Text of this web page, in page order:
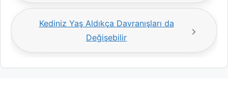
Kediniz Yaş Aldıkça Davranışları da
Değişebilir